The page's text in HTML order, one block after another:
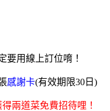
要用線上訂位唷！
感謝卡(有效期限30日)
兩道菜免費招待哩！